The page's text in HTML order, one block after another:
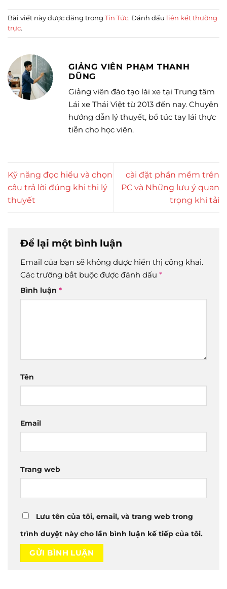
Bài viết này được đăng trong Tin Tức. Đánh dấu liên kết thường
trực.
GIẢNG VIÊN PHẠM THANH
DŨNG
Giảng viên đào tạo lái xe tại Trung tâm
Lái xe Thái Việt từ 2013 đến nay. Chuyên
hướng dẫn lý thuyết, bổ túc tay lái thực
tiễn cho học viên.
Kỹ năng đọc hiểu và chọn
câu trả lời đúng khi thi lý
thuyết
cài đặt phần mềm trên
PC và Những lưu ý quan
trọng khi tải
Để lại một bình luận
Email của bạn sẽ không được hiển thị công khai.
Các trường bắt buộc được đánh dấu *
Bình luận *
Tên
Email
Trang web
Lưu tên của tôi, email, và trang web trong
trình duyệt này cho lần bình luận kế tiếp của tôi.